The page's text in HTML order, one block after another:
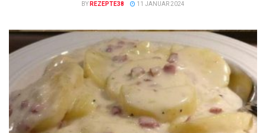
BY REZEPTE38 11 JANUAR 2024